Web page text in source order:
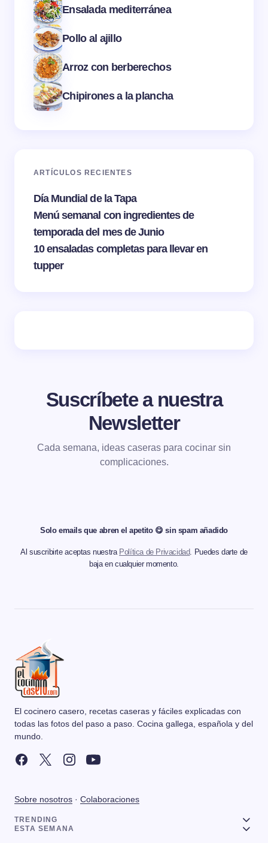
Ensalada mediterránea
Pollo al ajillo
Arroz con berberechos
Chipirones a la plancha
ARTÍCULOS RECIENTES
Día Mundial de la Tapa
Menú semanal con ingredientes de
temporada del mes de Junio
10 ensaladas completas para llevar en
tupper
Suscríbete a nuestra
Newsletter
Cada semana, ideas caseras para cocinar sin
complicaciones.
Solo emails que abren el apetito 😋 sin spam añadido
Al suscribirte aceptas nuestra Política de Privacidad. Puedes darte de
baja en cualquier momento.
El cocinero casero, recetas caseras y fáciles explicadas con
todas las fotos del paso a paso. Cocina gallega, española y del
mundo.
Sobre nosotros · Colaboraciones
TRENDING
ESTA SEMANA